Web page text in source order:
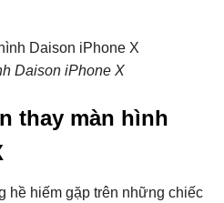
Daison iPhone X
thay màn hình
hề hiếm gặp trên những chiếc